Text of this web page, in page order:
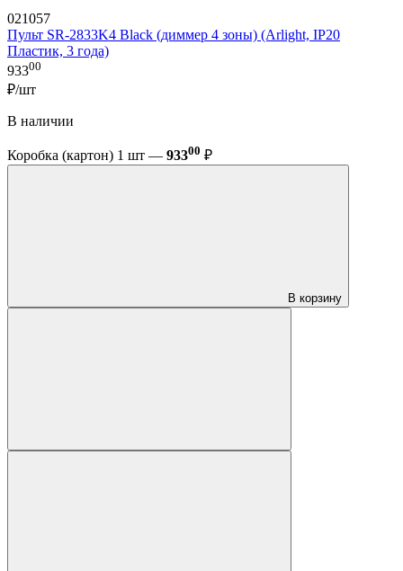
021057
Пульт SR-2833K4 Black (диммер 4 зоны) (Arlight, IP20
Пластик, 3 года)
93300
₽/шт
В наличии
Коробка (картон) 1 шт — 93300 ₽
В корзину